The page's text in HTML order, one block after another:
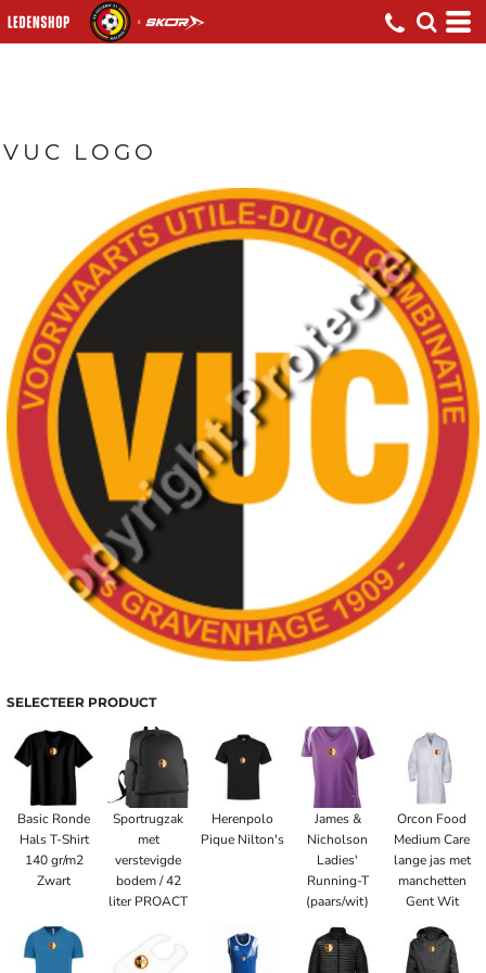
VUC LOGO
SELECTEER PRODUCT
Basic Ronde
Hals T-Shirt
140 gr/m2
Zwart
Sportrugzak
met
verstevigde
bodem / 42
liter PROACT
Herenpolo
Pique Nilton's
James &
Nicholson
Ladies'
Running-T
(paars/wit)
Orcon Food
Medium Care
lange jas met
manchetten
Gent Wit